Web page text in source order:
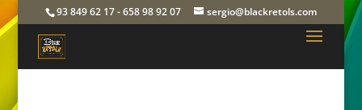
93 849 62 17 - 658 98 92 07 sergio@blackretols.com